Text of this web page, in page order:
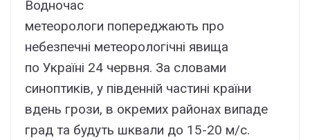
Водночас
метеорологи попереджають про
небезпечні метеорологічні явища
по Україні 24 червня. За словами
синоптиків, у південній частині країни
вдень грози, в окремих районах випаде
град та будуть шквали до 15-20 м/с.